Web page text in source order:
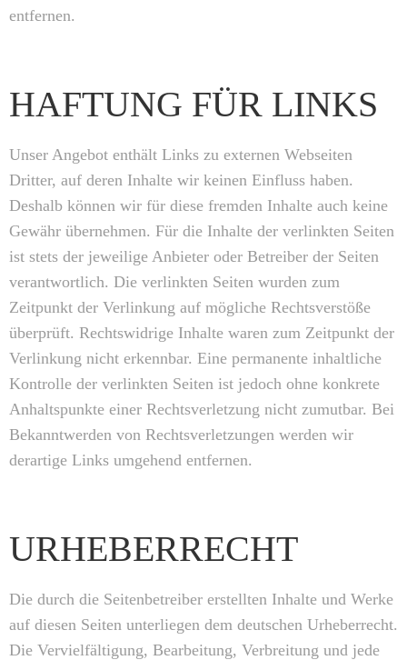
entfernen.
HAFTUNG FÜR LINKS
Unser Angebot enthält Links zu externen Webseiten
Dritter, auf deren Inhalte wir keinen Einfluss haben.
Deshalb können wir für diese fremden Inhalte auch keine
Gewähr übernehmen. Für die Inhalte der verlinkten Seiten
ist stets der jeweilige Anbieter oder Betreiber der Seiten
verantwortlich. Die verlinkten Seiten wurden zum
Zeitpunkt der Verlinkung auf mögliche Rechtsverstöße
überprüft. Rechtswidrige Inhalte waren zum Zeitpunkt der
Verlinkung nicht erkennbar. Eine permanente inhaltliche
Kontrolle der verlinkten Seiten ist jedoch ohne konkrete
Anhaltspunkte einer Rechtsverletzung nicht zumutbar. Bei
Bekanntwerden von Rechtsverletzungen werden wir
derartige Links umgehend entfernen.
URHEBERRECHT
Die durch die Seitenbetreiber erstellten Inhalte und Werke
auf diesen Seiten unterliegen dem deutschen Urheberrecht.
Die Vervielfältigung, Bearbeitung, Verbreitung und jede